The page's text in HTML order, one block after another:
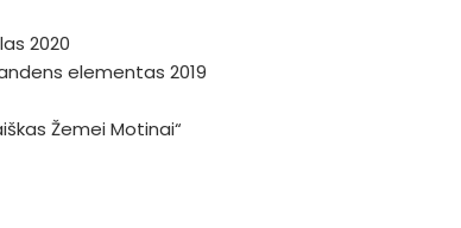
2020
elementas 2019
Žemei Motinai“